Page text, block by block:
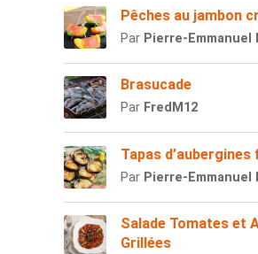
Pêches au jambon
Par Pierre-Emmanuel
Brasucade
Par FredM12
Tapas
Par Pierre-Emmanuel
Salade Tomates et
Grillées